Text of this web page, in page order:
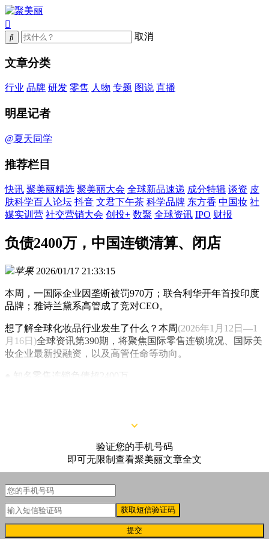
取消
文章分类
行业 品牌 研发 零售 人物 专题 图说 直播
明星记者
@夏天同学
推荐栏目
快讯 聚美丽精选 聚美丽大会 全球新品速递 成分特辑 谈资 皮
肤科学百人论坛 抖音 文君下午茶 科学品牌 东方香 中国妆 社
媒实训营 社交营销大会 创投+ 数聚 全球资讯 IPO 财报
负债2400万，中国连锁清算、闭店
苹果 2026/01/17 21:33:15
本周，一国际企业因垄断被罚970万；联合利华开年首投印度
品牌；雅诗兰黛系高管成了竞对CEO。
想了解全球化妆品行业发生了什么？本周(2026年1月12日—1
月16日)全球资讯第390期，将聚焦国际零售连锁境况、国际美
妆企业最新投融资，以及高管任命等动向。
● 知名零售连锁负债超2400万
验证您的手机号码
即可无限制查看聚美丽文章全文
获取短信验证码
提交